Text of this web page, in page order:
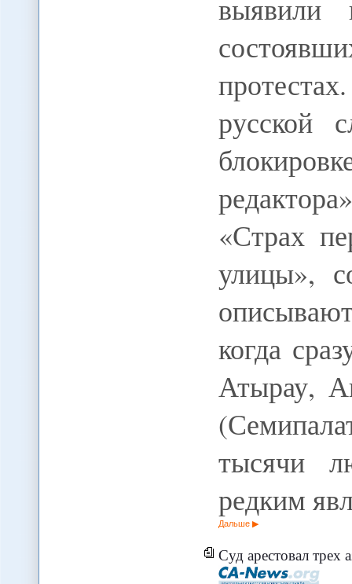
выявили
русской
«Страх
улицы»,
когда
Атырау,
тысячи
редким
Дальше
Суд арестовал трех